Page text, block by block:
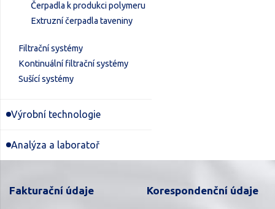
Čerpadla k produkci polymeru
Extruzní čerpadla taveniny
Filtrační systémy
Kontinuální filtrační systémy
Sušící systémy
Výrobní technologie
Analýza a laboratoř
Fakturační údaje Korespondenční údaje